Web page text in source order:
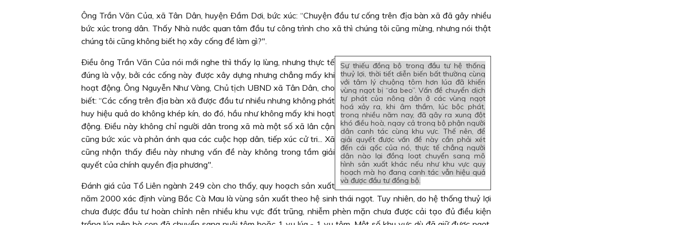
Ông Trần Văn Của, xã Tân Dân, huyện Ðầm Dơi, bức xúc: “Chuyện đầu tư cống trên địa bàn xã đã gây nhiều
bức xúc trong dân. Thấy Nhà nước quan tâm đầu tư công trình cho xã thì chúng tôi cũng mừng, nhưng nói thật
chúng tôi cũng không biết họ xây cống để làm gì?".
Sự thiếu đồng bộ trong đầu tư hệ thống
thuỷ lợi, thời tiết diễn biến bất thường cùng
với tâm lý chuộng tôm hơn lúa đã khiến
vùng ngọt bị “da beo”. Vấn đề chuyển dịch
tự phát của nông dân ở các vùng ngọt
hoá xảy ra, khi âm thầm, lúc bộc phát,
trong nhiều năm nay, đã gây ra xung đột
khó điều hoà, ngay cả trong bộ phận người
dân canh tác cùng khu vực. Thế nên, để
giải quyết được vấn đề này cần phải xét
đến cái gốc của nó, thực tế chẳng người
dân nào lại đồng loạt chuyển sang mô
hình sản xuất khác nếu như khu vực quy
hoạch mà họ đang canh tác vẫn hiệu quả
và được đầu tư đồng bộ.
Ðiều ông Trần Văn Của nói mới nghe thì thấy lạ lùng, nhưng thực tế
đúng là vậy, bởi các cống này được xây dựng nhưng chẳng mấy khi
hoạt động. Ông Nguyễn Như Vàng, Chủ tịch UBND xã Tân Dân, cho
biết: “Các cống trên địa bàn xã được đầu tư nhiều nhưng không phát
huy hiệu quả do không khép kín, do đó, hầu như không mấy khi hoạt
động. Ðiều này không chỉ người dân trong xã mà một số xã lân cận
cũng bức xúc và phản ánh qua các cuộc họp dân, tiếp xúc cử tri... Xã
cũng nhận thấy điều này nhưng vấn đề này không trong tầm giải
quyết của chính quyền địa phương".
Ðánh giá của Tổ Liên ngành 249 còn cho thấy, quy hoạch sản xuất
năm 2000 xác định vùng Bắc Cà Mau là vùng sản xuất theo hệ sinh thái ngọt. Tuy nhiên, do hệ thống thuỷ lợi
chưa được đầu tư hoàn chỉnh nên nhiều khu vực đất trũng, nhiễm phèn mặn chưa được cải tạo đủ điều kiện